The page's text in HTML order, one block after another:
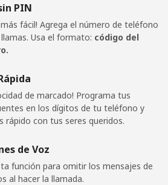
⁦£10⁩
101 min por
PIN
más fácil! Agrega el número de teléfono
llamas. Usa el formato: código del
de marcado! Programa tus
en los dígitos de tu teléfono y
rápido con tus seres queridos.
de Voz
función para omitir los mensajes de
al hacer la llamada.